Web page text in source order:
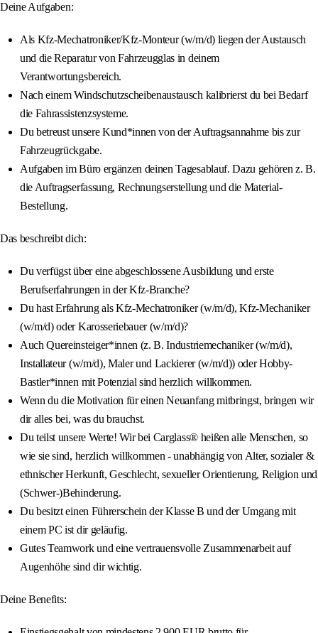
Deine Aufgaben:
Als Kfz-Mechatroniker/Kfz-Monteur (w/m/d) liegen der Austausch
und die Reparatur von Fahrzeugglas in deinem
Verantwortungsbereich.
Nach einem Windschutzscheibenaustausch kalibrierst du bei Bedarf
die Fahrassistenzsysteme.
Du betreust unsere Kund*innen von der Auftragsannahme bis zur
Fahrzeugrückgabe.
Aufgaben im Büro ergänzen deinen Tagesablauf. Dazu gehören z. B.
die Auftragserfassung, Rechnungserstellung und die Material-
Bestellung.
Das beschreibt dich:
Du verfügst über eine abgeschlossene Ausbildung und erste
Berufserfahrungen in der Kfz-Branche?
Du hast Erfahrung als Kfz-Mechatroniker (w/m/d), Kfz-Mechaniker
(w/m/d) oder Karosseriebauer (w/m/d)?
Auch Quereinsteiger*innen (z. B. Industriemechaniker (w/m/d),
Installateur (w/m/d), Maler und Lackierer (w/m/d)) oder Hobby-
Bastler*innen mit Potenzial sind herzlich willkommen.
Wenn du die Motivation für einen Neuanfang mitbringst, bringen wir
dir alles bei, was du brauchst.
Du teilst unsere Werte! Wir bei Carglass® heißen alle Menschen, so
wie sie sind, herzlich willkommen - unabhängig von Alter, sozialer &
ethnischer Herkunft, Geschlecht, sexueller Orientierung, Religion und
(Schwer-)Behinderung.
Du besitzt einen Führerschein der Klasse B und der Umgang mit
einem PC ist dir geläufig.
Gutes Teamwork und eine vertrauensvolle Zusammenarbeit auf
Augenhöhe sind dir wichtig.
Deine Benefits: